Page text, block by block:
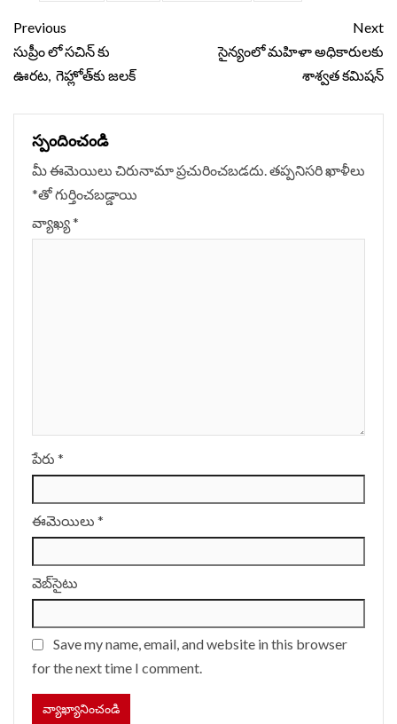
Continue
Reading
Previous
సుప్రీం లో సచిన్ కు
ఊరట, గెహ్లోత్‌కు జ‌ల‌క్
Next
సైన్యంలో మహిళా అధికారులకు
శాశ్వత కమిషన్‌
స్పందించండి
మీ ఈమెయిలు చిరునామా ప్రచురించబడదు.తప్పనిసరి ఖాళీలు
*‌తో గుర్తించబడ్డాయి
వ్యాఖ్య*
పేరు *
ఈమెయిలు *
వెబ్‌సైటు
Save my name, email, and website in this browser
for the next time I comment.